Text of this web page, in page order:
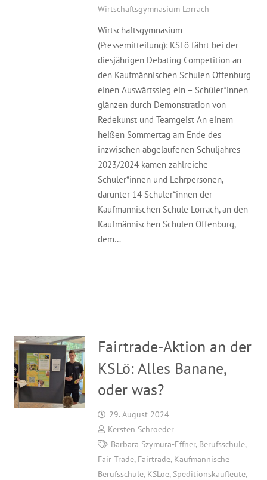
Wirtschaftsgymnasium Lörrach
Wirtschaftsgymnasium
(Pressemitteilung): KSLö fährt bei der
diesjährigen Debating Competition an
den Kaufmännischen Schulen Offenburg
einen Auswärtssieg ein – Schüler*innen
glänzen durch Demonstration von
Redekunst und Teamgeist An einem
heißen Sommertag am Ende des
inzwischen abgelaufenen Schuljahres
2023/2024 kamen zahlreiche
Schüler*innen und Lehrpersonen,
darunter 14 Schüler*innen der
Kaufmännischen Schule Lörrach, an den
Kaufmännischen Schulen Offenburg,
dem…
Fairtrade-Aktion an der
KSLö: Alles Banane,
oder was?
29. August 2024
Kersten Schroeder
Barbara Szymura-Effner, Berufsschule,
Fair Trade, Fairtrade, Kaufmännische
Berufsschule, KSLoe, Speditionskaufleute,